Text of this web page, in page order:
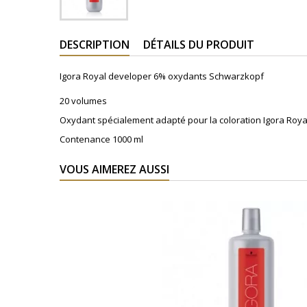
DESCRIPTION DÉTAILS DU PRODUIT
Igora Royal developer 6% oxydants Schwarzkopf
20 volumes
Oxydant spécialement adapté pour la coloration Igora
Contenance 1000 ml
VOUS AIMEREZ AUSSI